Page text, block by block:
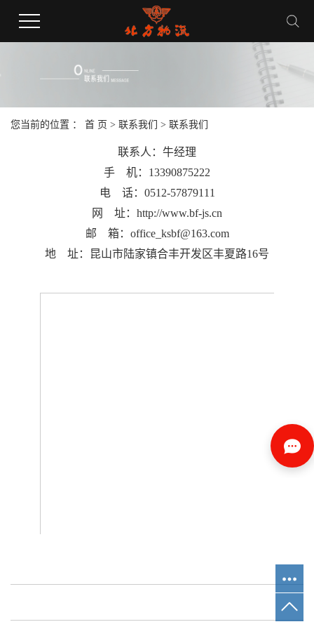
您当前的位置 ： 首 页 > 联系我们 > 联系我们
联系人：牛经理
手 机： 13390875222
电 话：0512-57879111
网 址：http://www.bf-js.cn
邮 箱：office_ksbf@163.com
地 址：昆山市陆家镇合丰开发区丰夏路16号
+